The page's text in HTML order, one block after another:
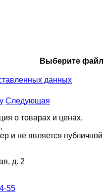
Выберите файл
данных
Следующая
о товарах и ценах,
и не является публичной
д. 2
55